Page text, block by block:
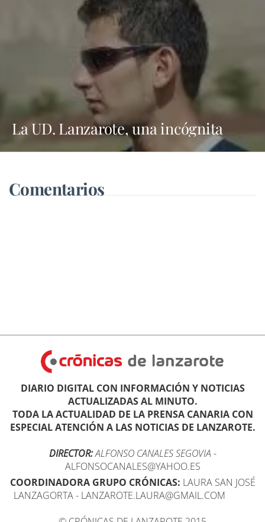
La UD. Lanzarote, una incógnita
Comentarios
DIARIO DIGITAL CON INFORMACIÓN Y NOTICIAS
ACTUALIZADAS AL MINUTO.
TODA LA ACTUALIDAD DE LA PRENSA CANARIA CON
ESPECIAL ATENCIÓN A LAS NOTICIAS DE LANZAROTE.
DIRECTOR:ALFONSO CANALES SEGOVIA -
ALFONSOCANALES@YAHOO.ES
COORDINADORA GRUPO CRÓNICAS: LAURA SAN JOSÉ
LANZAGORTA - LANZAROTE.LAURA@GMAIL.COM